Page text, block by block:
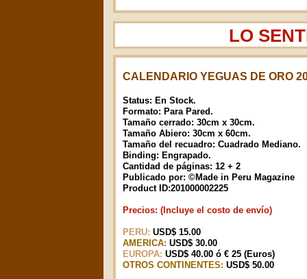
CALENDARIO YEGUAS DE ORO
Status: En Stock.
Formato: Para Pared.
Tamaño cerrado: 30cm x 30cm.
Tamaño Abiero: 30cm x 60cm.
Tamaño del recuadro: Cuadrado Mediano.
Binding: Engrapado.
Cantidad de páginas: 12 + 2
Publicado por: ©Made in Peru Magazine
Product ID:201000002225
Precios: (Incluye el costo de envío)
PERU: USD$ 15.00
AMERICA: USD$ 30.00
EUROPA: USD$ 40.00 ó € 25 (Euros)
OTROS CONTINENTES: USD$ 50.00
LO